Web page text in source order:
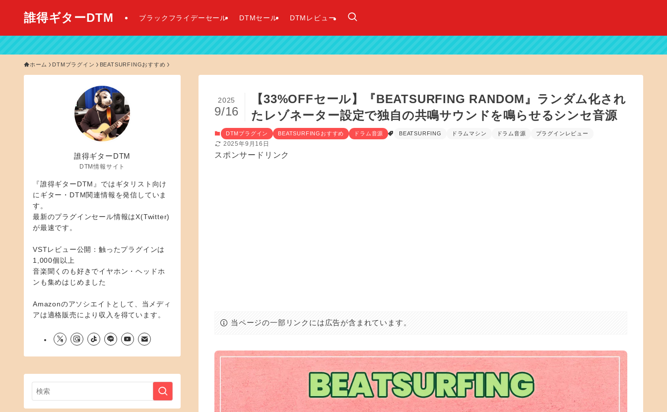
誰得ギターDTM ブラックフライデーセール DTMセール DTMレビュー
ホーム DTMプラグイン BEATSURFINGおすすめ
【33%OFFセール】『BEATSURFING RANDOM』ランダム化され
たレゾネーター設定で独自の共鳴サウンドを鳴らせるシンセ音源
2025
9/16
DTMプラグイン BEATSURFINGおすすめ ドラム音源 BEATSURFING ドラムマシン ドラム音源 プラグインレビュー
2025年9月16日
スポンサードリンク
当ページの一部リンクには広告が含まれています。
誰得ギターDTM
DTM情報サイト
『誰得ギターDTM』ではギタリスト向け
にギター・DTM関連情報を発信していま
す。
最新のプラグインセール情報はX(Twitter)
が最速です。
VSTレビュー公開：触ったプラグインは
1,000個以上
音楽聞くのも好きでイヤホン・ヘッドホ
ンも集めはじめました
Amazonのアソシエイトとして、当メディ
アは適格販売により収入を得ています。